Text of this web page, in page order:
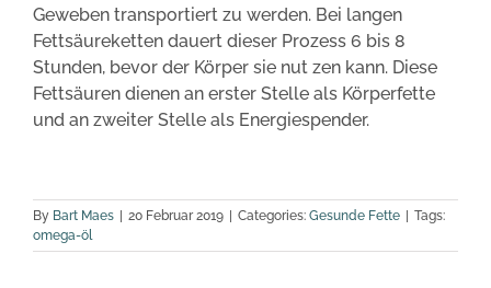
Geweben transportiert zu werden. Bei langen
Fettsäureketten dauert dieser Prozess 6 bis 8
Stunden, bevor der Körper sie nut zen kann. Diese
Fettsäuren dienen an erster Stelle als Körperfette
und an zweiter Stelle als Energiespender.
By Bart Maes 20 Februar 2019 Categories: Gesunde Fette
Tags:
omega-öl